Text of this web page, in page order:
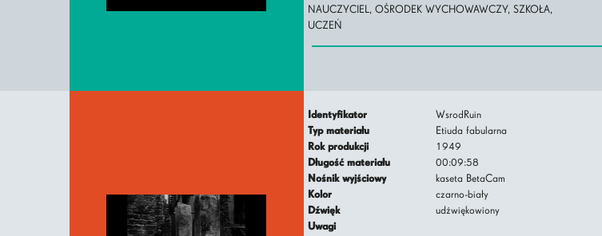
NAUCZYCIEL, OŚRODEK WYCHOWAWCZY, SZKOŁA,
UCZEŃ
Identyfikator
WsrodRuin
Typ materiału
Etiuda fabularna
Rok produkcji
1949
Długość materiału
00:09:58
Nośnik wyjściowy
kaseta BetaCam
Kolor
czarno-biały
Dźwięk
udźwiękowiony
Uwagi